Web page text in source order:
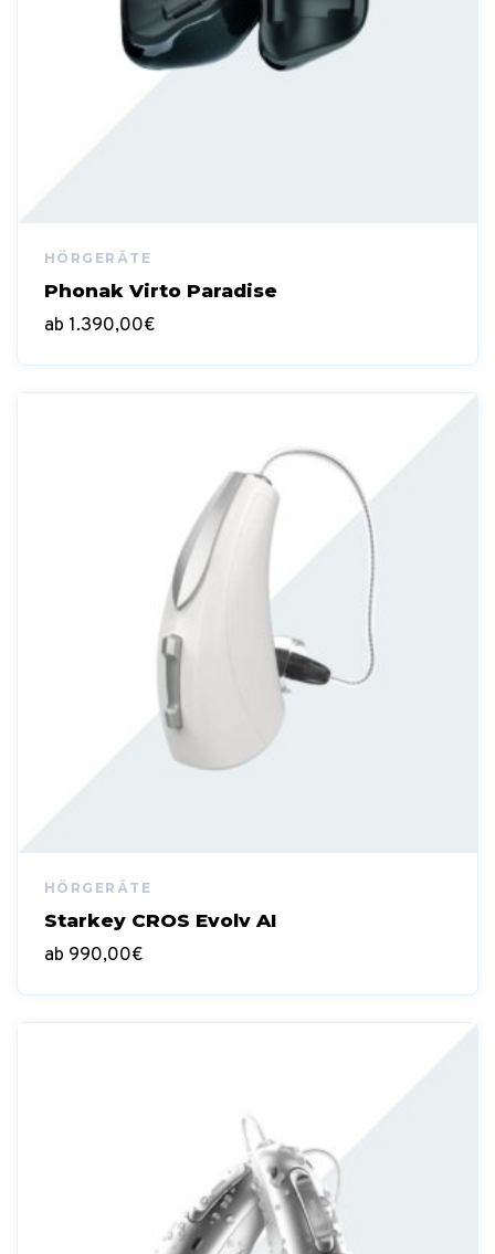
Phonak Virto Paradise
ab 1.390,00€
Starkey CROS Evolv AI
ab 990,00€